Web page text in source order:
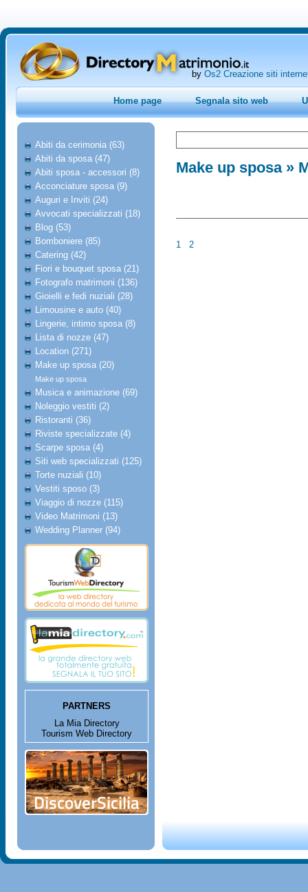
by Os2 Creazione siti
Home page Segnala sito web
Abiti da cerimonia (63)
Abiti da sposa (47)
Abiti sposa - accessori (8)
Acconciature sposa (9)
Auguri e Inviti (24)
Avvocati specializzati (18)
Blog (53)
Bomboniere (85)
Catering (42)
Fiori e bouquet sposa (21)
Fotografo matrimoni (136)
Gioielli e fedi nuziali (28)
Limousine e auto (40)
Lingerie, intimo sposa (8)
Lista di nozze (47)
Location (271)
Make up sposa (20)
Make up sposa
Musica e animazione (69)
Noleggio vestiti (2)
Ristoranti (36)
Riviste specializzate (4)
Scarpe sposa (4)
Siti web specializzati (125)
Torte nuziali (10)
Vestiti sposo (3)
Viaggio di nozze (115)
Video Matrimoni (13)
Wedding Planner (94)
PARTNERS
La Mia Directory
Tourism Web Directory
Make up sposa»
1 2